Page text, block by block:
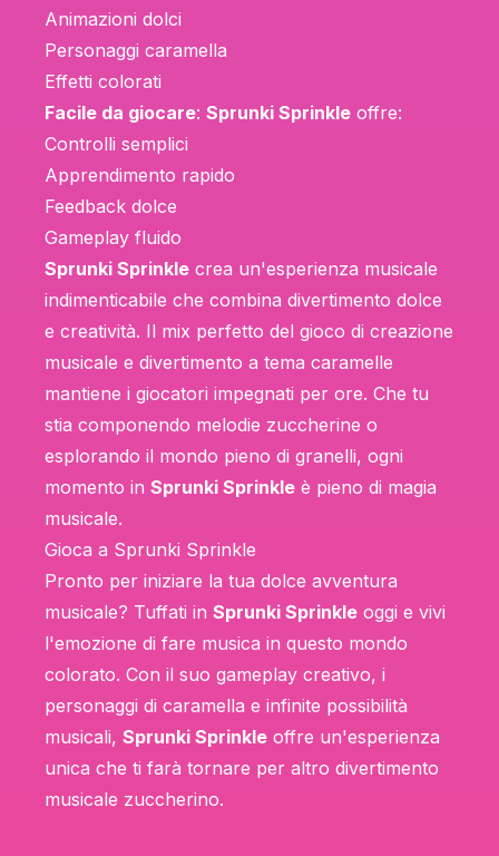
Animazioni dolci
Personaggi caramella
Effetti colorati
Facile da giocare: Sprunki Sprinkle offre:
Controlli semplici
Apprendimento rapido
Feedback dolce
Gameplay fluido
Sprunki Sprinkle crea un'esperienza musicale
indimenticabile che combina divertimento dolce
e creatività. Il mix perfetto del gioco di creazione
musicale e divertimento a tema caramelle
mantiene i giocatori impegnati per ore. Che tu
stia componendo melodie zuccherine o
esplorando il mondo pieno di granelli, ogni
momento in Sprunki Sprinkle è pieno di magia
musicale.
Gioca a Sprunki Sprinkle
Pronto per iniziare la tua dolce avventura
musicale? Tuffati in Sprunki Sprinkle oggi e vivi
l'emozione di fare musica in questo mondo
colorato. Con il suo gameplay creativo, i
personaggi di caramella e infinite possibilità
musicali, Sprunki Sprinkle offre un'esperienza
unica che ti farà tornare per altro divertimento
musicale zuccherino.